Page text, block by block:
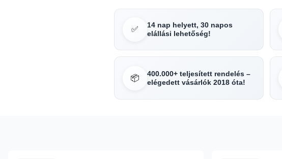
✅
14 nap helyett, 30 napos
elállási lehetőség!
📦
400.000+ teljesített rendelés –
elégedett vásárlók 2018 óta!